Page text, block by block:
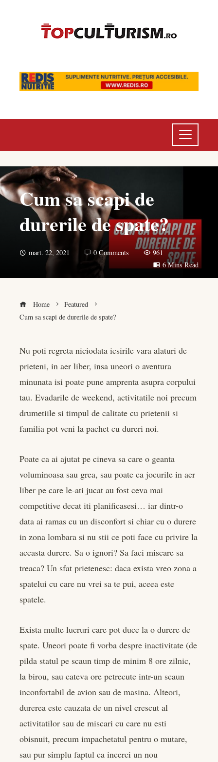
Cum sa scapi de
durerile de spate?
mart. 22, 2021 0 Comments
961
6 Mins Read
Home
Featured
Cum sa scapi de durerile de spate?
Nu poti regreta niciodata iesirile vara alaturi de
prieteni, in aer liber, insa uneori o aventura
minunata isi poate pune amprenta asupra corpului
tau. Evadarile de weekend, activitatile noi precum
drumetiile si timpul de calitate cu prietenii si
familia pot veni la pachet cu dureri noi.
Poate ca ai ajutat pe cineva sa care o geanta
voluminoasa sau grea, sau poate ca jocurile in aer
liber pe care le-ati jucat au fost ceva mai
competitive decat iti planificasesi… iar dintr-o
data ai ramas cu un disconfort si chiar cu o durere
in zona lombara si nu stii ce poti face cu privire la
aceasta durere. Sa o ignori? Sa faci miscare sa
treaca? Un sfat prietenesc: daca exista vreo zona a
spatelui cu care nu vrei sa te pui, aceea este
spatele.
Exista multe lucruri care pot duce la o durere de
spate. Uneori poate fi vorba despre inactivitate (de
pilda statul pe scaun timp de minim 8 ore zilnic,
la birou, sau cateva ore petrecute intr-un scaun
inconfortabil de avion sau de masina. Alteori,
durerea este cauzata de un nivel crescut al
activitatilor sau de miscari cu care nu esti
obisnuit, precum impachetatul pentru o mutare,
sau pur simplu faptul ca incerci un nou